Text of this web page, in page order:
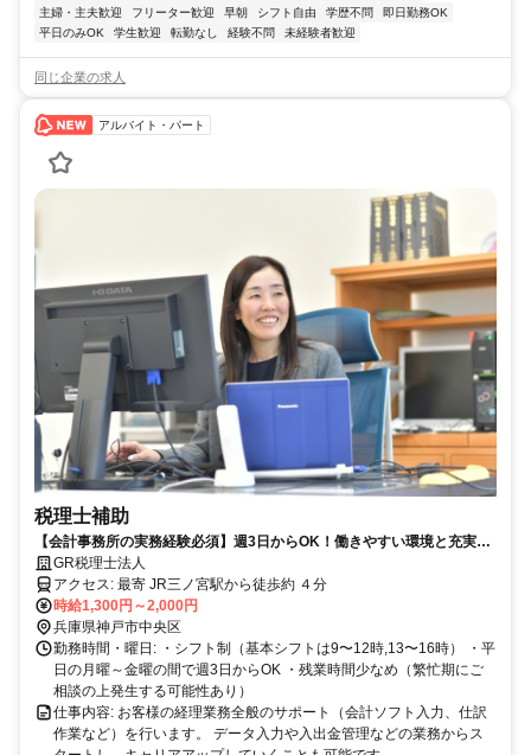
主婦・主夫歓迎
フリーター歓迎 早朝 シフト自由 学歴不問
即日勤務OK
平日のみOK
学生歓迎 転勤なし 経験不問 未経験者歓迎
同じ企業の求人
アルバイト・パート
税理士補助
【会計事務所の実務経験必須】週3日からOK！働きやすい環境と充実し
た福利厚生をご用意しています
GR税理士法人
アクセス: 最寄 JR三ノ宮駅から徒歩約 ４分
時給1,300円～2,000円
兵庫県神戸市中央区
勤務時間・曜日: ・シフト制（基本シフトは9〜12時,13〜16時） ・平
日の月曜～金曜の間で週3日からOK ・残業時間少なめ（繁忙期にご
相談の上発生する可能性あり）
仕事内容: お客様の経理業務全般のサポート（会計ソフト入力、仕訳
作業など）を行います。 データ入力や入出金管理などの業務からス